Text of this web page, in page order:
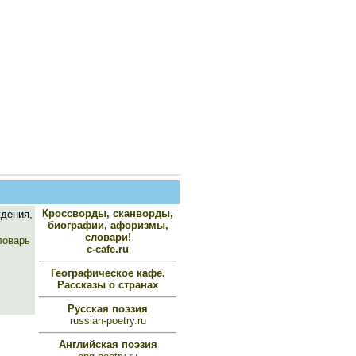
Кроссворды, сканворды,
биографии, афоризмы,
словари!
c-cafe.ru
Географическое кафе.
Рассказы о странах
Русская поэзия
russian-poetry.ru
Английская поэзия